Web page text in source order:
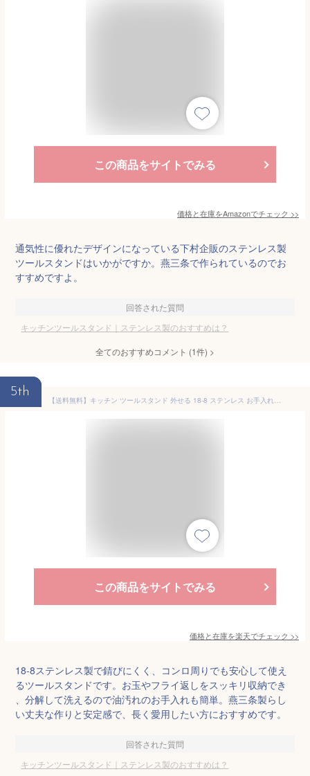
この商品をサイトでみる
価格と在庫をAmazonでチェック >>
通気性に優れたデザインになっている下村企販のステンレス製
ツールスタンドはいかがですか。燕三条で作られているのでお
すすめですよ。
回答された質問
キッチンツールスタンド｜ステンレス製のおすすめは？
全てのおすすめコメント (1件) >
5th
【送料無料】キッチン ツールスタンド 外せる 18-8 ステンレス お手入れ簡単 / 幅15cm 奥行8cm 高さ18.3cm / 下村企販 外して洗えるツールスタンド【燕三条製】
この商品をサイトでみる
価格と在庫を楽天でチェック >>
18-8ステンレス製で錆びにくく、コンロ周りでも安心して使え
るツールスタンドです。お玉やフライ返しをスッキリ収納でき
、分解して洗えるので油汚れのお手入れも簡単。燕三条製らし
い丈夫な作りと安定感で、長く愛用したい方におすすめです。
回答された質問
キッチンツールスタンド｜ステンレス製のおすすめは？